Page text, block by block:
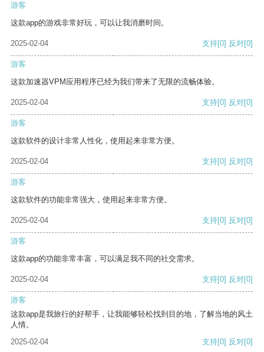
游客
这款app的游戏非常好玩，可以让我消磨时间。
2025-02-04 支持[0] 反对[0]
游客
这款加速器VPM应用程序已经为我们带来了无限的流畅体验。
2025-02-04 支持[0] 反对[0]
游客
这款软件的设计非常人性化，使用起来非常方便。
2025-02-04 支持[0] 反对[0]
游客
这款软件的功能非常强大，使用起来非常方便。
2025-02-04 支持[0] 反对[0]
游客
这款app的功能非常丰富，可以满足我不同的社交需求。
2025-02-04 支持[0] 反对[0]
游客
这款app是我旅行的好帮手，让我能够轻松找到目的地，了解当地的风土
人情。
2025-02-04
支持[0] 反对[0]